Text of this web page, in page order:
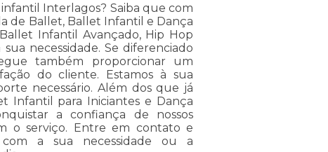
Interlagos? Saiba que com
de Ballet, Ballet Infantil e Dança
Infantil Avançado, Hip Hop
necessidade. Se diferenciado
também proporcionar um
do cliente. Estamos à sua
necessário. Além dos que já
Infantil para Iniciantes e Dança
a confiança de nossos
o serviço. Entre em contato e
a sua necessidade ou a